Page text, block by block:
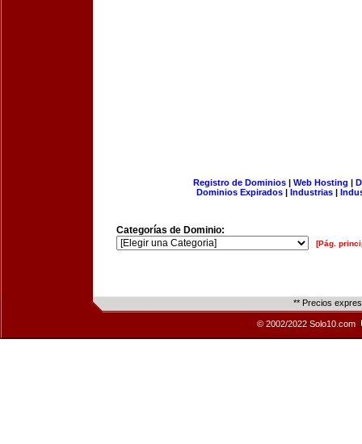
Registro de Dominios| Web Hosting |
Dominios Expirados | Industrias |
Categorías de Dominio:
[Pág.
** Precios
© 2002/2022 Solo10.com